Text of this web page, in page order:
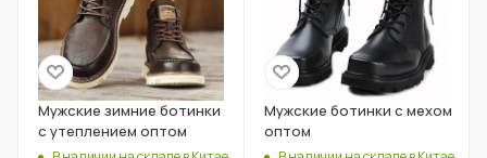
Мужские зимние ботинки
с утеплением оптом
Мужские ботинки с мехом
оптом